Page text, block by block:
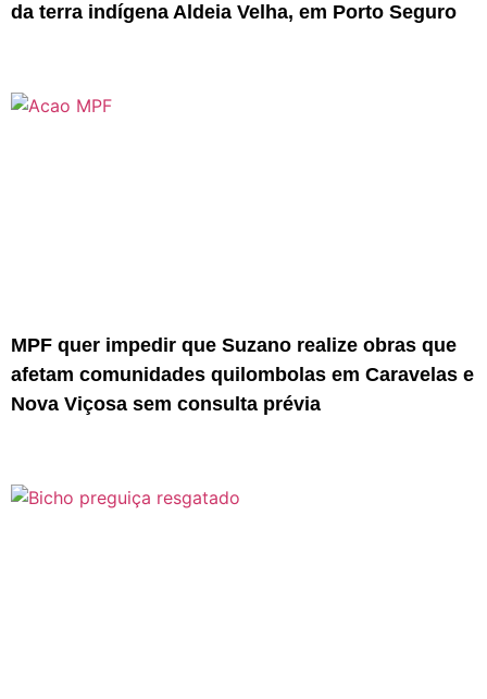
da terra indígena Aldeia Velha, em Porto Seguro
MPF quer impedir que Suzano realize obras que
afetam comunidades quilombolas em Caravelas e
Nova Viçosa sem consulta prévia